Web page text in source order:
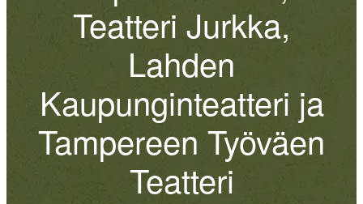
Teatteri Jurkka,
Lahden
Kaupunginteatteri ja
Tampereen Työväen
Teatteri